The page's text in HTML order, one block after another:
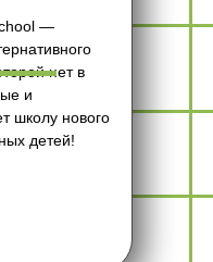
—
нет в
и
школу нового
детей!